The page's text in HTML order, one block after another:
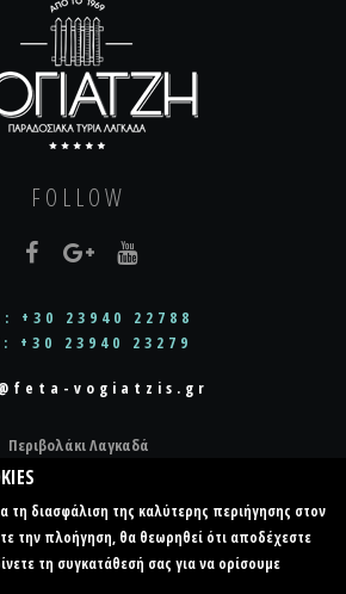
FOLLOW
+30 23940 22788
+30 23940 23279
vogiatzis.gr
Περιβολάκι Λαγκαδά
ΘΕΣΣΑΛΟΝΙΚΗ
572 00
ΕΛΛΑΔΑ
τη διασφάλιση της καλύτερης περιήγησης στον
την πλοήγηση, θα θεωρηθεί ότι αποδέχεστε
τη συγκατάθεσή σας για να ορίσουμε